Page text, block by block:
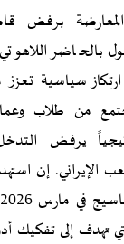
برفض
بالحاضر
سياسية
من طلاب
يرفض
الإيراني. إن
تهدف إلى تفكيك